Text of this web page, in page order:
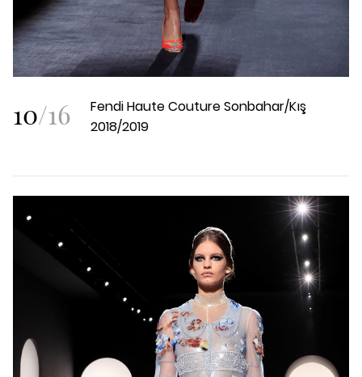
10/16
Fendi Haute Couture Sonbahar/Kış
2018/2019